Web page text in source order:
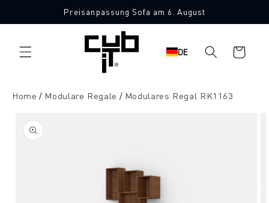
Inhalt
Preisanpassung Sofa am 6. August
DE Warenkorb
Home Modulare Regale Modulares Regal RK1163